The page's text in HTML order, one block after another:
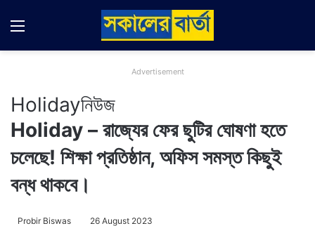
Menu
Advertisement
Holidayনিউজ
Holiday – রাজ্যের ফের ছুটির ঘোষণা হতে
চলেছে! শিক্ষা প্রতিষ্ঠান, অফিস সমস্ত কিছুই
বন্ধ থাকবে।
Probir Biswas 26 August 2023